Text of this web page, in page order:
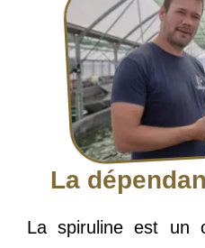
La
La spiruline est un